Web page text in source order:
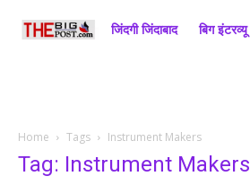
जिंदगी जिंदाबाद बिग इंटरव्यू
Home Tags Instrument Makers
Tag: Instrument Makers